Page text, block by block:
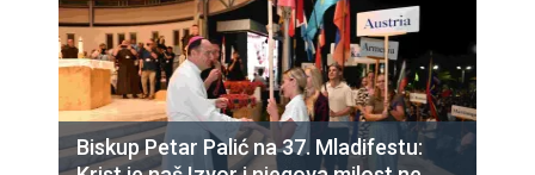
Biskup Petar Palić na 37. Mladifestu: